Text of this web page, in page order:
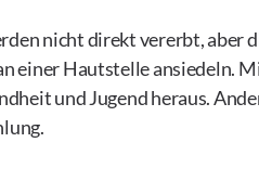
nicht direkt vererbt, aber
einer Hautstelle ansiedeln.
und Jugend heraus.